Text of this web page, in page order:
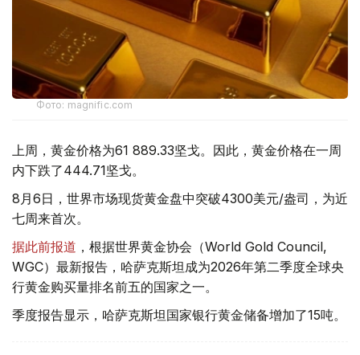
Фото: magnific.com
上周，黄金价格为61 889.33坚戈。因此，黄金价格在一周
内下跌了444.71坚戈。
8月6日，世界市场现货黄金盘中突破4300美元/盎司，为近
七周来首次。
据此前报道 ，根据世界黄金协会（World Gold Council,
WGC）最新报告，哈萨克斯坦成为2026年第二季度全球央
行黄金购买量排名前五的国家之一。
季度报告显示，哈萨克斯坦国家银行黄金储备增加了15吨。